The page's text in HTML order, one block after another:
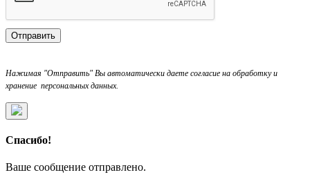
Отправить
Нажимая "Отправить" Вы автоматически даете согласие на обработку и
хранение персональных данных.
Спасибо!
Ваше сообщение отправлено.